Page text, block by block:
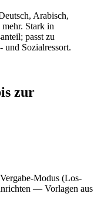
Arabisch,
Stark in
passt zu
und Sozialressort.
zur
Modus (Los-
— Vorlagen aus